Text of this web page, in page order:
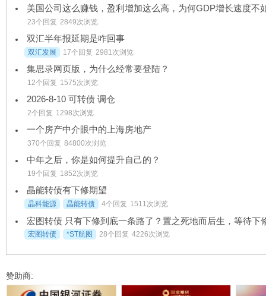
23个回复 2849次浏览
双汇半年报延期是咋回事
双汇发展 17个回复 2981次浏览
集思录网页版，为什么经常要登陆？
12个回复 1575次浏览
2026-8-10 可转债 调仓
2个回复 1298次浏览
一个房产中介眼中的上海房地产
370个回复 84800次浏览
中年之后，你是如何提升自己的？
19个回复 1852次浏览
晶能转债有下修期望
晶科能源 晶能转债 4个回复 1511次浏览
宏图转债 *ST航图 28个回复 4226次浏览
赞助商: